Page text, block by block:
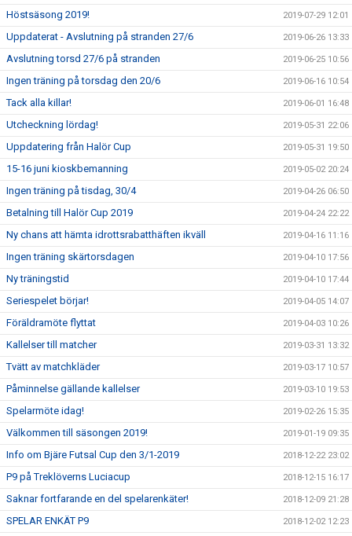
Höstsäsong 2019! 2019-07-29 12:01
Uppdaterat - Avslutning på stranden 27/6 2019-06-26 13:33
Avslutning torsd 27/6 på stranden 2019-06-25 10:56
Ingen träning på torsdag den 20/6 2019-06-16 10:54
Tack alla killar! 2019-06-01 16:48
Utcheckning lördag! 2019-05-31 22:06
Uppdatering från Halör Cup 2019-05-31 19:50
15-16 juni kioskbemanning 2019-05-02 20:24
Ingen träning på tisdag, 30/4 2019-04-26 06:50
Betalning till Halör Cup 2019 2019-04-24 22:22
Ny chans att hämta idrottsrabatthäften ikväll 2019-04-16 11:16
Ingen träning skärtorsdagen 2019-04-10 17:56
Ny träningstid 2019-04-10 17:44
Seriespelet börjar! 2019-04-05 14:07
Föräldramöte flyttat 2019-04-03 10:26
Kallelser till matcher 2019-03-31 13:32
Tvätt av matchkläder 2019-03-17 10:57
Påminnelse gällande kallelser 2019-03-10 19:53
Spelarmöte idag! 2019-02-26 15:35
Välkommen till säsongen 2019! 2019-01-19 09:35
Info om Bjäre Futsal Cup den 3/1-2019 2018-12-22 23:02
P9 på Treklöverns Luciacup 2018-12-15 16:17
Saknar fortfarande en del spelarenkäter! 2018-12-09 21:28
SPELAR ENKÄT P9 2018-12-02 12:23